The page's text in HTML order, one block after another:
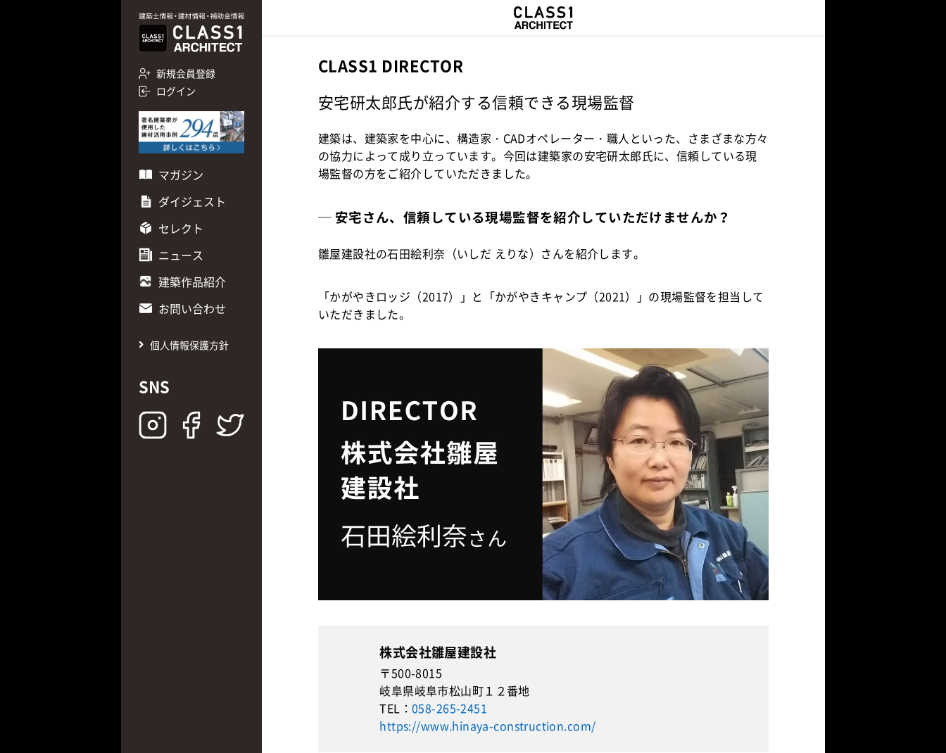
新規会員登録
ログイン
マガジン
ダイジェスト
セレクト
ニュース
建築作品紹介
お問い合わせ
個人情報保護方針
SNS
CLASS1 DIRECTOR
安宅研太郎氏が紹介する信頼できる現場監督
建築は、建築家を中心に、構造家・CADオペレーター・職人といった、さまざまな方々
の協力によって成り立っています。今回は建築家の安宅研太郎氏に、信頼している現
場監督の方をご紹介していただきました。
─ 安宅さん、信頼している現場監督を紹介していただけませんか？
雛屋建設社の石田絵利奈（いしだ えりな）さんを紹介します。
「かがやきロッジ（2017）」と「かがやきキャンプ（2021）」の現場監督を担当して
いただきました。
株式会社雛屋建設社
〒500-8015
岐阜県岐阜市松山町１２番地
TEL：058-265-2451
https://www.hinaya-construction.com/